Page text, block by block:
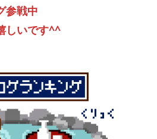
参戦中
しいです^^